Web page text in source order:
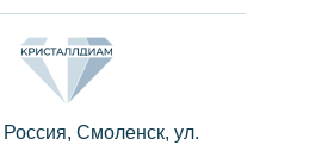
Смоленск, ул.